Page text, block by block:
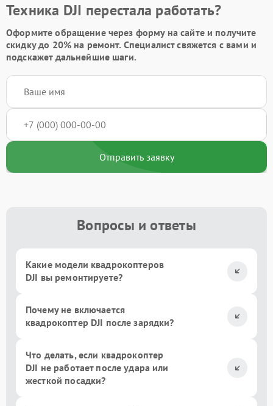
Техника DJI перестала работать?
Оформите обращение через форму на сайте и получите
скидку до 20%на ремонт. Специалист свяжется с вами и
подскажет дальнейшие шаги.
Отправить заявку
Вопросы и ответы
Какие модели квадрокоптеров
DJI вы ремонтируете?
Почему не включается
квадрокоптер DJI после зарядки?
Что делать, если квадрокоптер
DJI не работает после удара или
жесткой посадки?